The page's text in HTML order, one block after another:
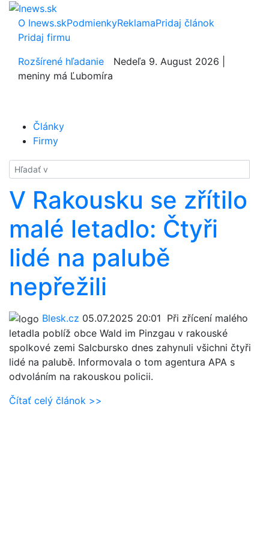
O Inews.skPodmienkyReklamaPridaj článok
Pridaj firmu
Rozšírené hľadanie
Nedeľa 9. August 2026 |
meniny má Ľubomíra
Články
Firmy
Hladať
V Rakousku se zřítilo
malé letadlo: Čtyři
lidé na palubě
nepřežili
Blesk.cz 05.07.2025 20:01 Při zřícení malého
letadla poblíž obce Wald im Pinzgau v rakouské
spolkové zemi Salcbursko dnes zahynuli všichni čtyři
lidé na palubě. Informovala o tom agentura APA s
odvoláním na rakouskou policii.
Čítať celý článok >>